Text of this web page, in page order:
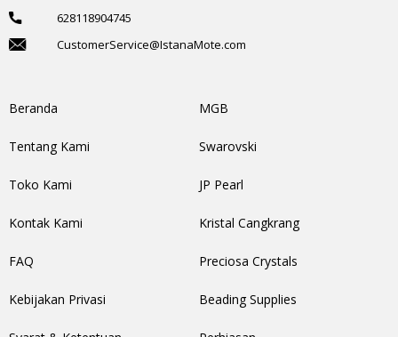
628118904745
CustomerService@IstanaMote.com
Beranda
Tentang Kami
Toko Kami
Kontak Kami
FAQ
Kebijakan Privasi
MGB
Swarovski
JP Pearl
Kristal Cangkrang
Preciosa Crystals
Beading Supplies